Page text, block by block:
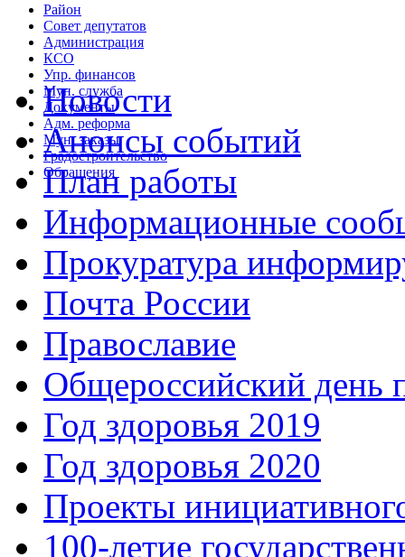
Район
Совет депутатов
Администрация
КСО
Упр. финансов
Мун. служба
Документы
Адм. реформа
Мун. заказы
Градостроительство
Обращения
Новости
Анонсы событий
План работы
Информационные
Прокуратура
Почта России
Православие
Общероссийский день
Год здоровья 2019
Год здоровья 2020
Проекты
100-летие